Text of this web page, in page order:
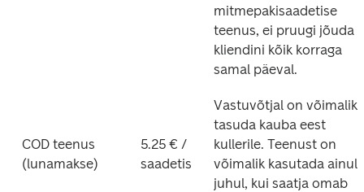
mitmepakisaadetise
teenus, ei pruugi jõuda
kliendini kõik korraga
samal päeval.
COD teenus
(lunamakse)
5.25 € /
saadetis
Vastuvõtjal on võimalik
tasuda kauba eest
kullerile. Teenust on
võimalik kasutada ainult
juhul, kui saatja omab